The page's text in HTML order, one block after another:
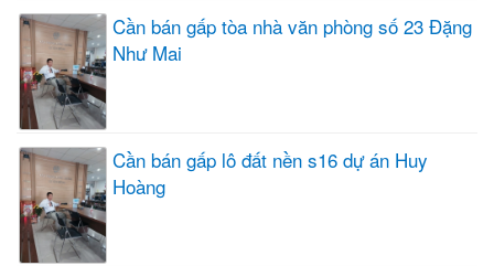
Cần bán gấp tòa nhà văn phòng số 23 Đặng
Như Mai
Cần bán gấp lô đất nền s16 dự án Huy
Hoàng